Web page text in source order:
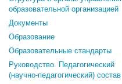
образовательной организацией
Документы
Образование
Образовательные стандарты
Руководство. Педагогический
(научно-педагогический) состав